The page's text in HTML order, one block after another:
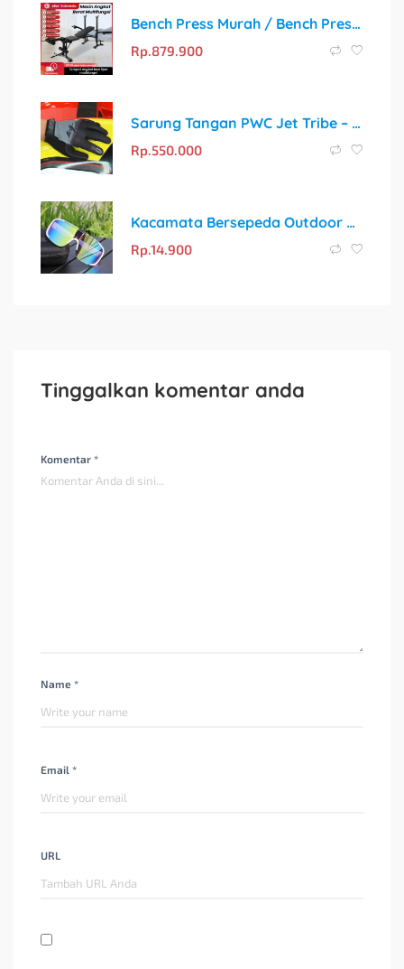
Bench Press Murah / Bench Press Alat Fitness / Bench Press Multifungsi
Rp.879.900
Sarung Tangan PWC Jet Tribe – Pilihan Terbaik untuk Jetski
Rp.550.000
Kacamata Bersepeda Outdoor All-in-one Untuk Wanita Dan Pria, Kacamata Sepeda Anti Angin Dan Pasir Sunglass Lensa Pelindung Sinar UV Warna-warni
Rp.14.900
Tinggalkan komentar anda
Komentar *
Name *
Email *
URL